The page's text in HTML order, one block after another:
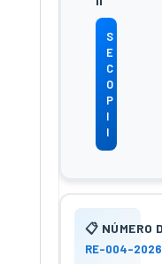
S
E
C
O
P
I
I
RE-004-2026